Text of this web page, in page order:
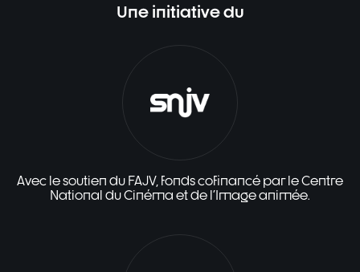
Une initiative du
Avec le soutien du FAJV, fonds cofinancé par le Centre
National du Cinéma et de l'Image animée.